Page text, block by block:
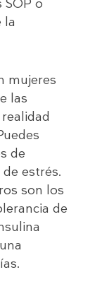
o
la
mujeres
las
de
estrés.
son los
de